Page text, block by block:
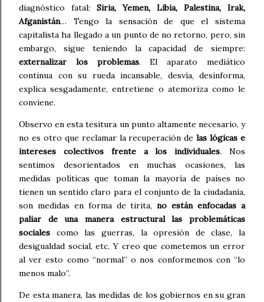
diagnóstico fatal: Siria, Yemen, Libia, Palestina, Irak,
Afganistán… Tengo la sensación de que el sistema
capitalista ha llegado a un punto de no retorno, pero, sin
embargo, sigue teniendo la capacidad de siempre:
externalizar los problemas. El aparato mediático
continua con su rueda incansable, desvía, desinforma,
explica sesgadamente, entretiene o atemoriza como le
conviene.
Observo en esta tesitura un punto altamente necesario, y
no es otro que reclamar la recuperación delas lógicas e
intereses colectivos frente a los individuales. Nos
sentimos desorientados en muchas ocasiones, las
medidas políticas que toman la mayoría de países no
tienen un sentido claro para el conjunto de la ciudadanía,
son medidas en forma de tirita,no están enfocadas a
paliar de una manera estructural las problemáticas
sociales como las guerras, la opresión de clase, la
desigualdad social, etc. Y creo que cometemos un error
al ver esto como “normal” o nos conformemos con “lo
menos malo”.
De esta manera, las medidas de los gobiernos en su gran